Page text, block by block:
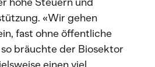
«Wir gehen
fast ohne öffentliche
bräuchte der Biosektor